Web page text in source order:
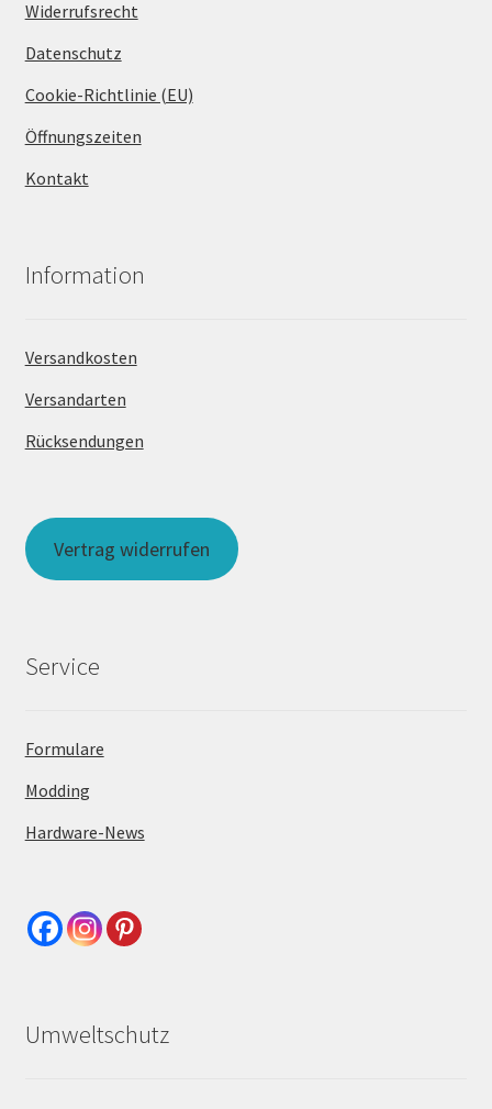
Widerrufsrecht
Datenschutz
Cookie-Richtlinie (EU)
Öffnungszeiten
Kontakt
Information
Versandkosten
Versandarten
Rücksendungen
Vertrag widerrufen
Service
Formulare
Modding
Hardware-News
Umweltschutz